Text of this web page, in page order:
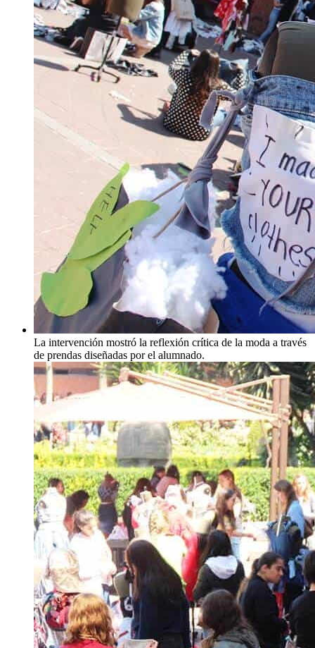
La intervención mostró la reflexión crítica de la moda a través
de prendas diseñadas por el alumnado.